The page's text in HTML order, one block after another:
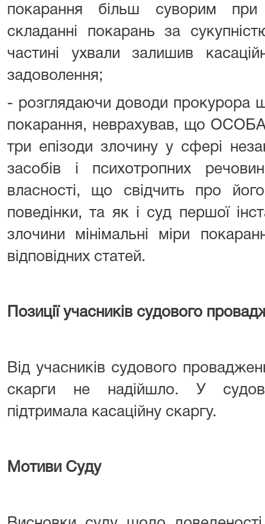
покарання більш суворим при
складанні покарань за
частині ухвали залишив
задоволення;
- розглядаючи доводи прокурора
покарання, неврахував, що
три епізоди злочину у сфері
засобів і психотропних
власності, що свідчить про
поведінки, та як і суд першої
злочини мінімальні міри
відповідних статей.
Позиції учасників судового
Від учасників судового
скарги не надійшло. У
підтримала касаційну скаргу.
Мотиви Суду